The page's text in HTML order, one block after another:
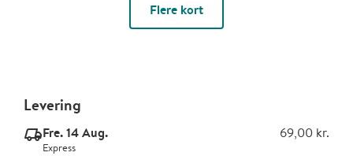
Flere kort
Levering
delivery_express_v2Fre. 14 Aug. 69,00 kr.
Express